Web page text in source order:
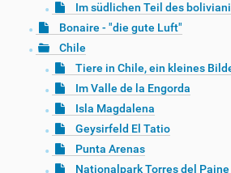
Im südlichen Teil des
Bonaire - "die gute Luft"
Chile
Tiere in Chile, ein kleines
Im Valle de la Engorda
Isla Magdalena
Geysirfeld El Tatio
Punta Arenas
Nationalpark Torres del Paine